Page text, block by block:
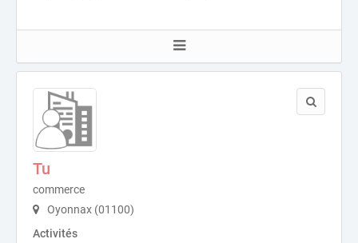
Tu
commerce
Oyonnax (01100)
Activités